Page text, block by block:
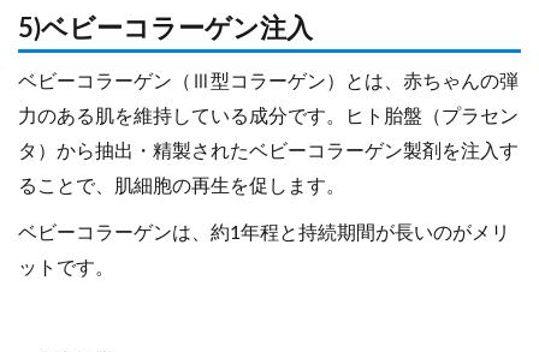
5)ベビーコラーゲン注入
ベビーコラーゲン（Ⅲ型コラーゲン）とは、赤ちゃんの弾
力のある肌を維持している成分です。ヒト胎盤（プラセン
タ）から抽出・精製されたベビーコラーゲン製剤を注入す
ることで、肌細胞の再生を促します。
ベビーコラーゲンは、約1年程と持続期間が長いのがメリ
ットです。